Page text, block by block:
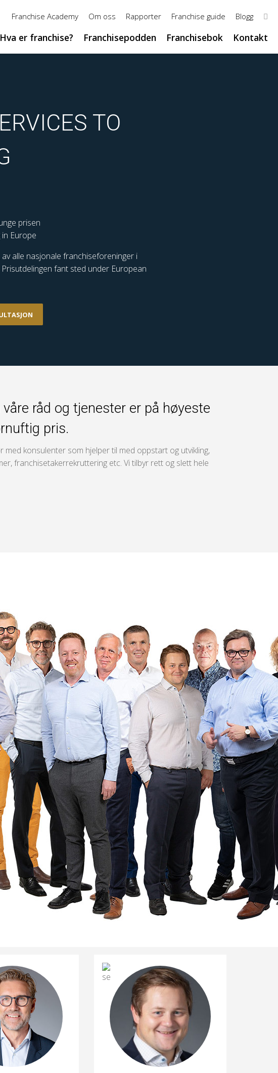
Franchise Academy Om oss Rapporter Franchise guide Blogg
Hva er franchise? Franchisepodden Franchisebok Kontakt
TO
prisen
Europe
alle nasjonale franchiseforeninger i
fant sted under European
råd og tjenester er på høyeste
pris.
konsulenter som hjelper til med oppstart og utvikling,
franchisetakerrekruttering etc. Vi tilbyr rett og slett hele